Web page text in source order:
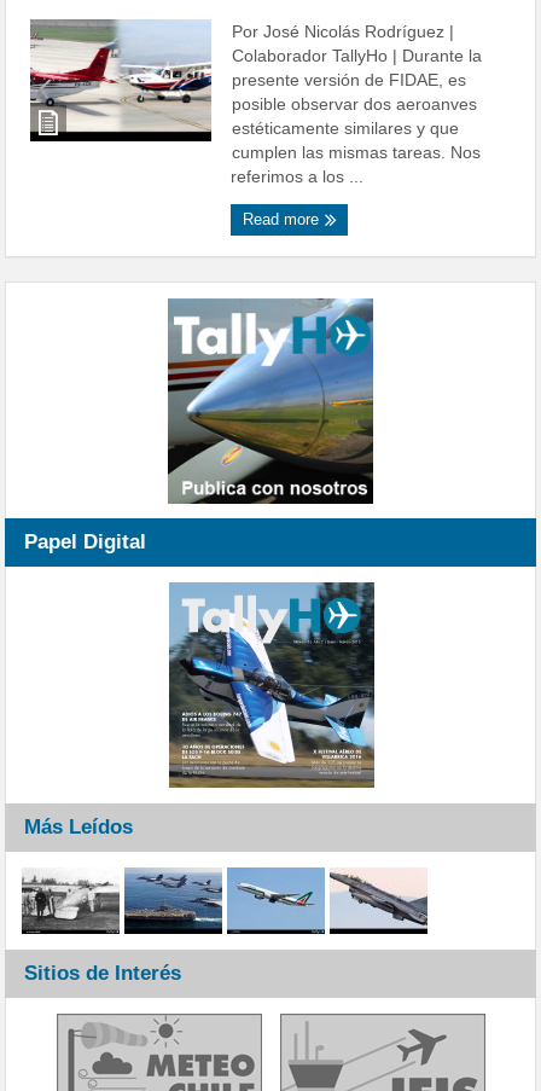
Por José Nicolás Rodríguez |
Colaborador TallyHo | Durante la
presente versión de FIDAE, es
posible observar dos aeroanves
estéticamente similares y que
cumplen las mismas tareas. Nos
referimos a los ...
Read more
Papel Digital
Más Leídos
Sitios de Interés